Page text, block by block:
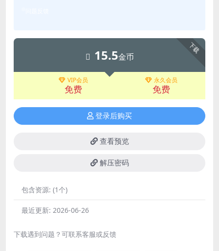
下载
15.5金币
VIP会员
免费
永久会员
免费
登录后购买
查看预览
解压密码
包含资源: (1个)
最近更新: 2026-06-26
下载遇到问题？可联系客服或反馈